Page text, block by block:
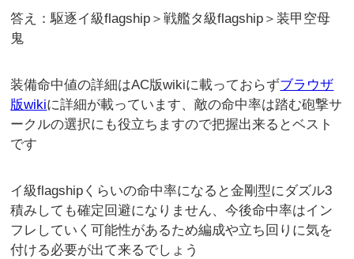
答え：駆逐イ級flagship＞戦艦タ級flagship＞装甲空母
鬼
装備命中値の詳細はAC版wikiに載っておらずブラウザ
版wikiに詳細が載っています、敵の命中率は踏む砲撃サ
ークルの選択にも役立ちますので把握出来るとベスト
です
イ級flagshipくらいの命中率になると金剛型にダズル3
積みしても確定回避になりません、今後命中率はイン
フレしていく可能性があるため編成や立ち回りに気を
付ける必要が出て来るでしょう